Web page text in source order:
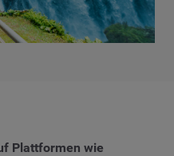
Plattformen wie